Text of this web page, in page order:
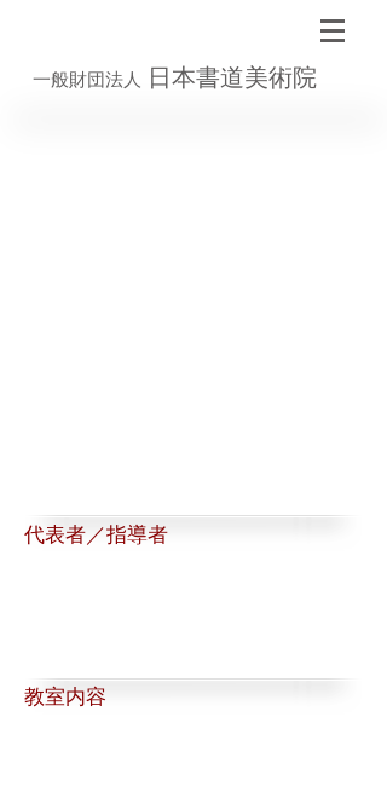
一般財団法人 日本書道美術院
代表者／指導者
​教室内容